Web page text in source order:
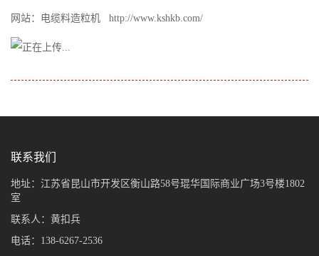
网站：电缆料造粒机 http://www.kshkb.com/
联系我们
地址：江苏省昆山市开发区衡山路58号琨华国际商业广场3号楼1802
室
联系人：黄扣兵
电话：138-6267-2536